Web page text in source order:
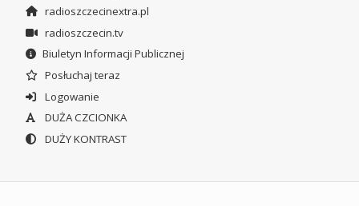
radioszczecinextra.pl
radioszczecin.tv
Biuletyn Informacji Publicznej
Posłuchaj teraz
Logowanie
DUŻA CZCIONKA
DUŻY KONTRAST